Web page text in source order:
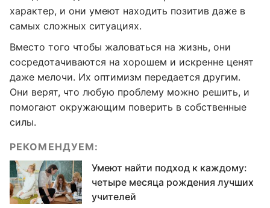
характер, и они умеют находить позитив даже в
самых сложных ситуациях.
Вместо того чтобы жаловаться на жизнь, они
сосредотачиваются на хорошем и искренне ценят
даже мелочи. Их оптимизм передается другим.
Они верят, что любую проблему можно решить, и
помогают окружающим поверить в собственные
силы.
РЕКОМЕНДУЕМ:
Умеют найти подход к каждому:
четыре месяца рождения лучших
учителей